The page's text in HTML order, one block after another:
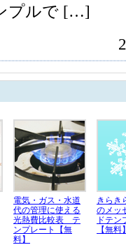
プルで […]
電気・ガス・水道
代の管理に使える
光熱費比較表 テ
ンプレート【無
料】
きらき
のメッ
ドテン
【無料